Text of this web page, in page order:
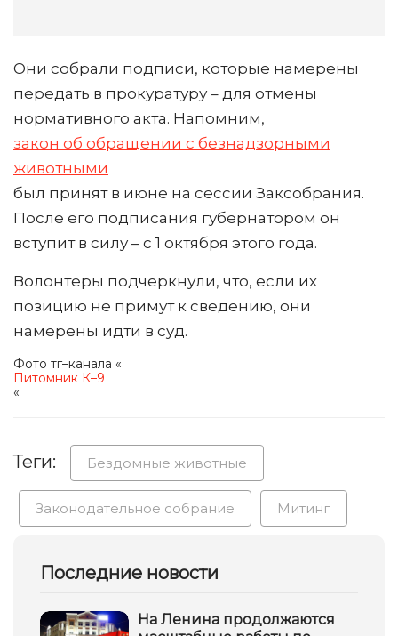
Они собрали подписи, которые намерены
передать в прокуратуру – для отмены
нормативного акта. Напомним,
закон об обращении с безнадзорными
животными
был принят в июне на сессии Заксобрания.
После его подписания губернатором он
вступит в силу – с 1 октября этого года.
Волонтеры подчеркнули, что, если их
позицию не примут к сведению, они
намерены идти в суд.
Фото тг–канала «
Питомник К–9
«
Теги: Бездомные животные
Законодательное собрание Митинг
Последние новости
На Ленина продолжаются